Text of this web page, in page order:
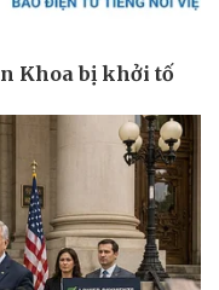
Công nghệ
đổi số